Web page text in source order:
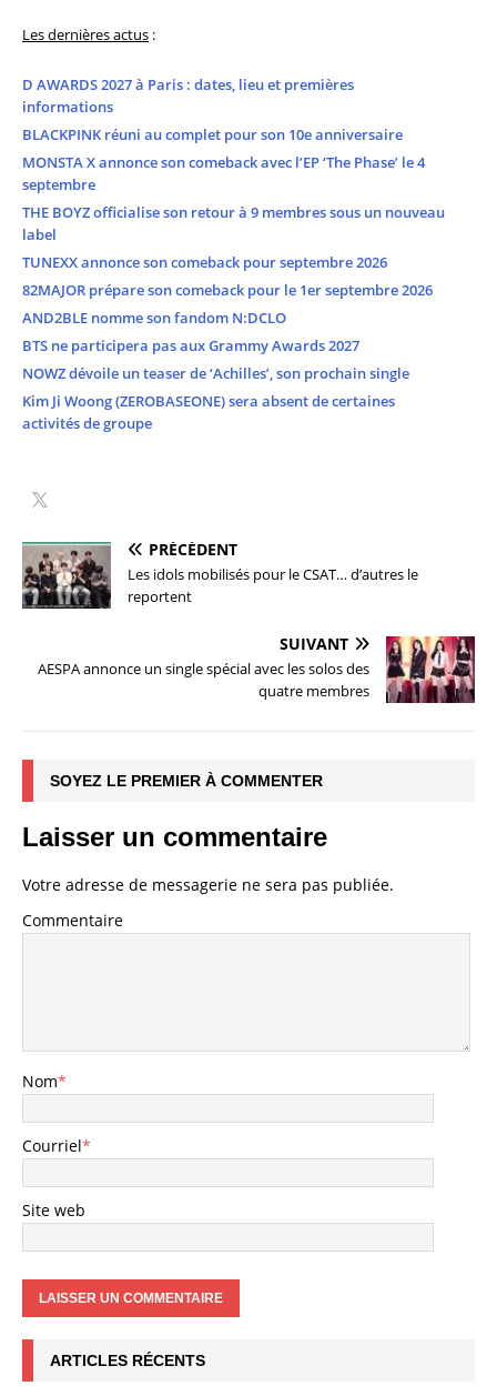
Les dernières actus :
D AWARDS 2027 à Paris : dates, lieu et premières
informations
BLACKPINK réuni au complet pour son 10e anniversaire
MONSTA X annonce son comeback avec l’EP ‘The Phase’ le 4
septembre
THE BOYZ officialise son retour à 9 membres sous un nouveau
label
TUNEXX annonce son comeback pour septembre 2026
82MAJOR prépare son comeback pour le 1er septembre 2026
AND2BLE nomme son fandom N:DCLO
BTS ne participera pas aux Grammy Awards 2027
NOWZ dévoile un teaser de ‘Achilles’, son prochain single
Kim Ji Woong (ZEROBASEONE) sera absent de certaines
activités de groupe
PRÉCÉDENT
Les idols mobilisés pour le CSAT… d’autres le
reportent
SUIVANT
AESPA annonce un single spécial avec les solos des
quatre membres
SOYEZ LE PREMIER À COMMENTER
Laisser un commentaire
Votre adresse de messagerie ne sera pas publiée.
Commentaire
Nom*
Courriel*
Site web
ARTICLES RÉCENTS